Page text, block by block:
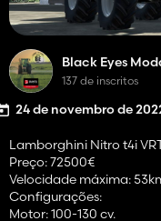
Black Eyes
137 de inscritos
24 de novembro de
Lamborghini Nitro t4i
Preço: 72500€
Velocidade máxima:
Configurações:
Motor: 100-130 cv.